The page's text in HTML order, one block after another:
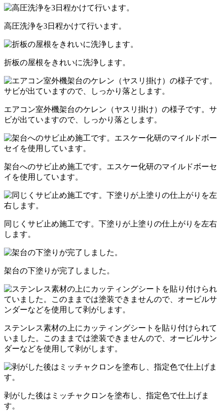
高圧洗浄を3日程かけて行います。
折板の屋根をきれいに洗浄します。
エアコン室外機架台のケレン（ヤスリ掛け）の様子です。サ
ビが出ていますので、しっかり落とします。
架台へのサビ止め施工です。エスケー化研のマイルドボーセ
イを使用しています。
同じくサビ止め施工です。下塗りが上塗りの仕上がりを左右
します。
架台の下塗りが完了しました。
ステンレス素材の上にカッティングシートを貼り付けられて
いました。このままでは塗装できませんので、オービルサン
ダーなどを使用して剥がします。
剥がした後はミッチャクロンを塗布し、指定色で仕上げま
す。